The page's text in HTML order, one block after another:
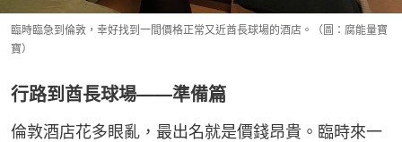
臨時臨急到倫敦，幸好找到一間價格正常又近酋長球場的酒店。（圖：腐能量寶
寶）
行路到酋長球場——準備篇
倫敦酒店花多眼亂，最出名就是價錢昂貴。臨時來一